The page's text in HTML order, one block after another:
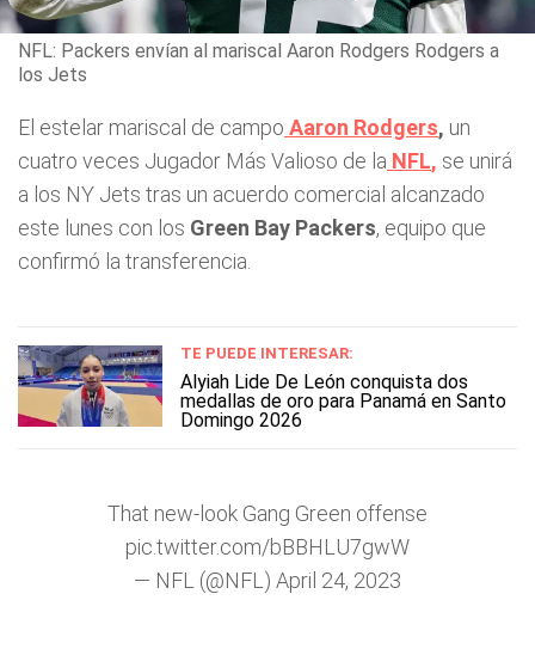
NFL: Packers envían al mariscal Aaron Rodgers Rodgers a
los Jets
El estelar mariscal de campo Aaron Rodgers, un
cuatro veces Jugador Más Valioso de la NFL, se unirá
a los NY Jets tras un acuerdo comercial alcanzado
este lunes con los Green Bay Packers, equipo que
confirmó la transferencia.
TE PUEDE INTERESAR:
Alyiah Lide De León conquista dos
medallas de oro para Panamá en Santo
Domingo 2026
That new-look Gang Green offense
pic.twitter.com/bBBHLU7gwW
— NFL (@NFL) April 24, 2023